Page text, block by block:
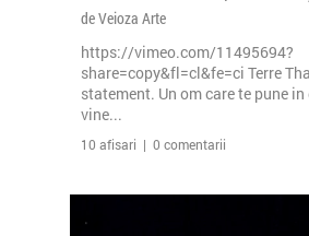
de Veioza Arte
https://vimeo.com/11495694?
share=copy&fl=cl&fe=ci Terre
statement. Un om care te pune
vine...
10 afisari | 0 comentarii